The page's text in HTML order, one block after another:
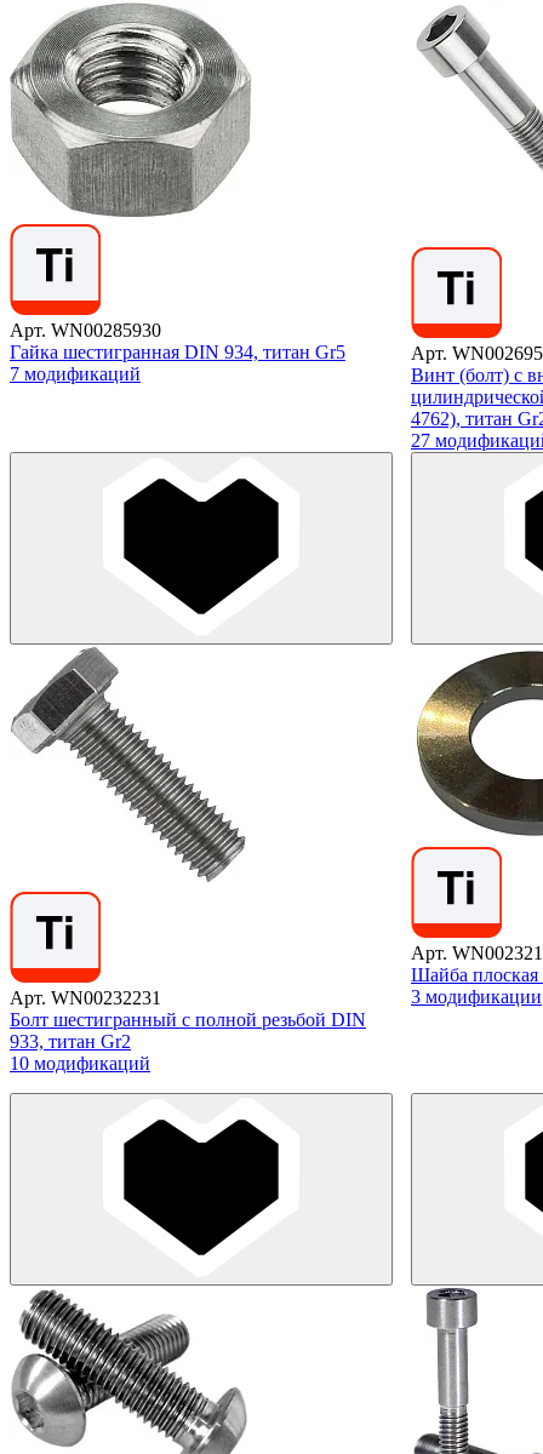
Арт. WN00285930
Гайка шестигранная DIN 934, титан Gr5
7 модификаций
Арт.
Винт (болт) с
4762), титан
27
Арт. WN00232231
Болт шестигранный с полной резьбой DIN
933, титан Gr2
10 модификаций
Арт.
Шайба
3 модификации